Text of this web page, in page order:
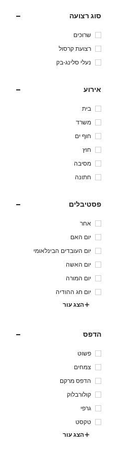
סוג רצועה
שרוכים
רצועת קרסול
נעלי סלינג-בק
אירוע
בית
משרד
חוף ים
חוץ
מסיבה
חתונה
פסטיבלים
אחר
יום האם
יום העובדים הבינלאומי
יום האשה
יום המורה
יום חג ההודיה
הצג עור
הדפס
פשוט
צמחים
הדפס מרקם
קולורבלוק
גרפי
טקסט
הצג עור